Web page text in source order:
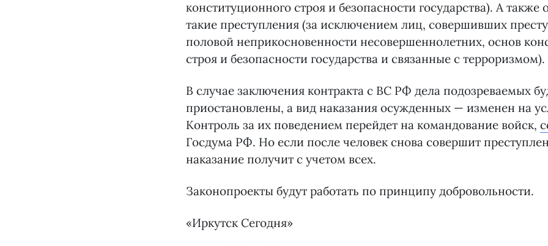
конституционного строя и безопасности государства). А также
такие преступления (за исключением лиц, совершивших
половой неприкосновенности несовершеннолетних, основ
строя и безопасности государства и связанные с терроризмом).
В случае заключения контракта с ВС РФ дела подозреваемых
приостановлены, а вид наказания осужденных — изменен на
Контроль за их поведением перейдет на командование войск,
Госдума РФ. Но если после человек снова совершит
наказание получит с учетом всех.
Законопроекты будут работать по принципу добровольности.
«Иркутск Сегодня»